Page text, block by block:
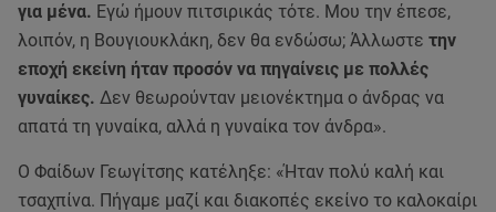
για μένα. Εγώ ήμουν πιτσιρικάς τότε. Μου την έπεσε,
λοιπόν, η Βουγιουκλάκη, δεν θα ενδώσω; Άλλωστε την
εποχή εκείνη ήταν προσόν να πηγαίνεις με πολλές
γυναίκες. Δεν θεωρούνταν μειονέκτημα ο άνδρας να
απατά τη γυναίκα, αλλά η γυναίκα τον άνδρα».
Ο Φαίδων Γεωγίτσης κατέληξε: «Ήταν πολύ καλή και
τσαχπίνα. Πήγαμε μαζί και διακοπές εκείνο το καλοκαίρι